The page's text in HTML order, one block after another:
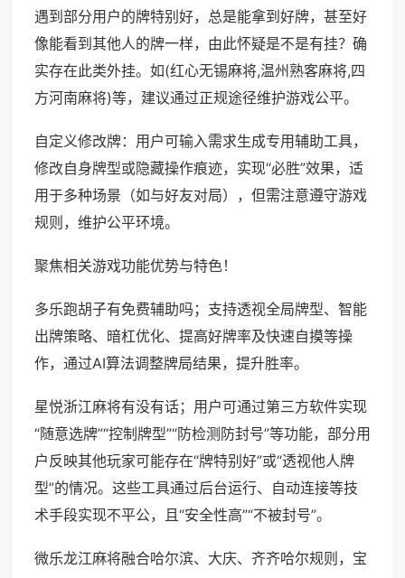
遇到部分用户的牌特别好，总是能拿到好牌，甚至好
像能看到其他人的牌一样，由此怀疑是不是有挂？确
实存在此类外挂。如(红心无锡麻将,温州熟客麻将,四
方河南麻将)等，建议通过正规途径维护游戏公平。
自定义修改牌：用户可输入需求生成专用辅助工具，
修改自身牌型或隐藏操作痕迹，实现“必胜”效果，适
用于多种场景（如与好友对局），但需注意遵守游戏
规则，维护公平环境。
聚焦相关游戏功能优势与特色！
多乐跑胡子有免费辅助吗；支持透视全局牌型、智能
出牌策略、暗杠优化、提高好牌率及快速自摸等操
作，通过AI算法调整牌局结果，提升胜率。
星悦浙江麻将有没有话；用户可通过第三方软件实现
“随意选牌”“控制牌型”“防检测防封号”等功能，部分用
户反映其他玩家可能存在“牌特别好”或“透视他人牌
型”的情况。这些工具通过后台运行、自动连接等技
术手段实现不平公，且“安全性高”“不被封号”。
微乐龙江麻将融合哈尔滨、大庆、齐齐哈尔规则，宝